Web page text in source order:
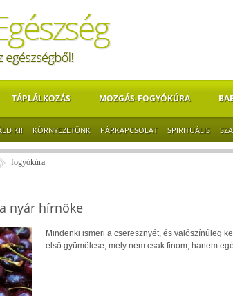
TÁPLÁLKOZÁS MOZGÁS-FOGYÓKÚRA
KI! KÖRNYEZETÜNK PÁRKAPCSOLAT SPIRITUÁLIS
fogyókúra
nyár hírnöke
Mindenki ismeri a cseresznyét, és valószínűleg
első gyümölcse, mely nem csak finom, hanem